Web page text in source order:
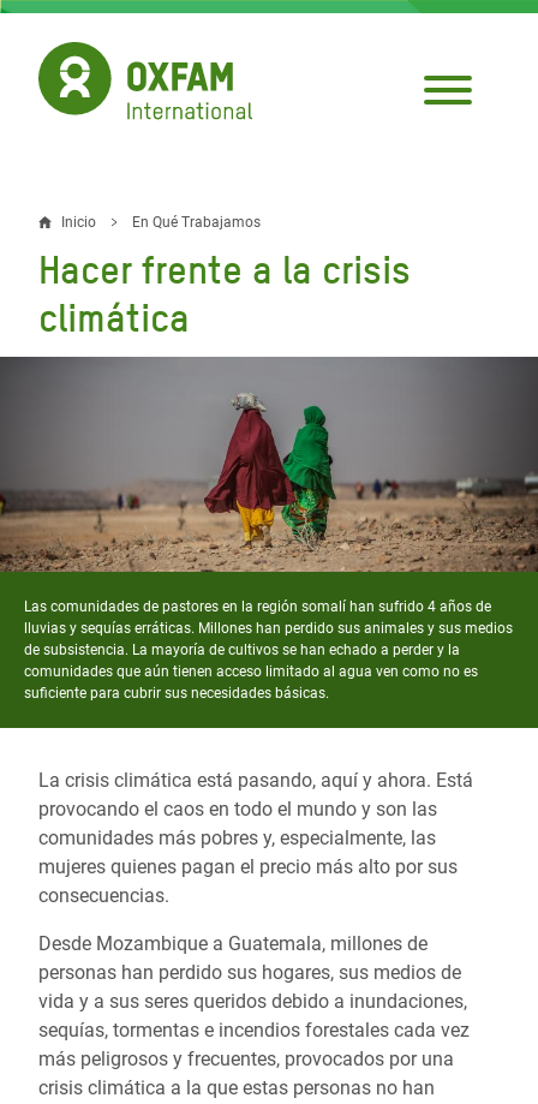
Pasar
contenido
principal
Sobrescribir
enlaces
de
ayuda
navegación
Inicio En Qué Trabajamos
Hacer frente a la crisis
climática
Las comunidades de pastores en la región somalí han sufrido 4 años de
lluvias y sequías erráticas. Millones han perdido sus animales y sus medios
de subsistencia. La mayoría de cultivos se han echado a perder y la
comunidades que aún tienen acceso limitado al agua ven como no es
suficiente para cubrir sus necesidades básicas.
La crisis climática está pasando, aquí y ahora. Está
provocando el caos en todo el mundo y son las
comunidades más pobres y, especialmente, las
mujeres quienes pagan el precio más alto por sus
consecuencias.
Desde Mozambique a Guatemala, millones de
personas han perdido sus hogares, sus medios de
vida y a sus seres queridos debido a inundaciones,
sequías, tormentas e incendios forestales cada vez
más peligrosos y frecuentes, provocados por una
crisis climática a la que estas personas no han